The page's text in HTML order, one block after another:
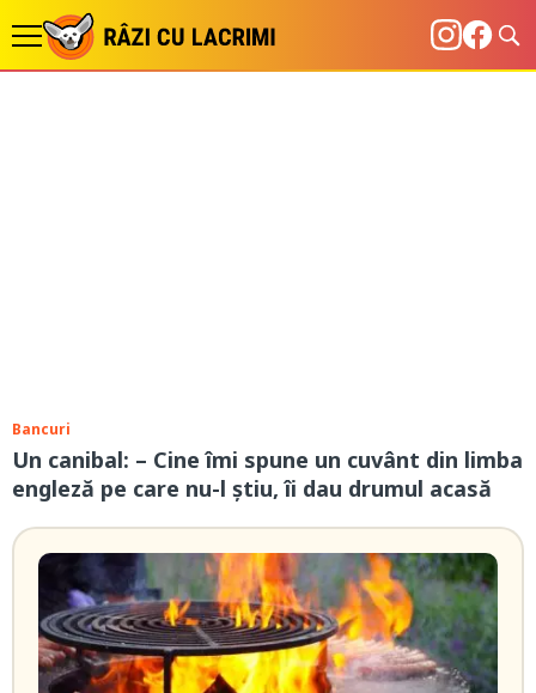
Bancuri
Un canibal: – Cine îmi spune un cuvânt din limba
engleză pe care nu-l ştiu, îi dau drumul acasă